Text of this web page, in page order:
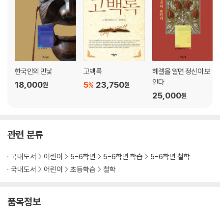
한국인의 민낯
18,000원
고백록
23,750원
5%
헤겔을 알면 정신이 보
인다
25,000원
관련 분류
국내도서 어린이 5-6학년 5-6학년 학습
5-6학년 철학
국내도서
어린이 초등학습 철학
품목정보